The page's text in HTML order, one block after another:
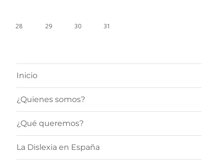
28 29 30 31
Inicio
¿Quienes somos?
¿Qué queremos?
La Dislexia en España